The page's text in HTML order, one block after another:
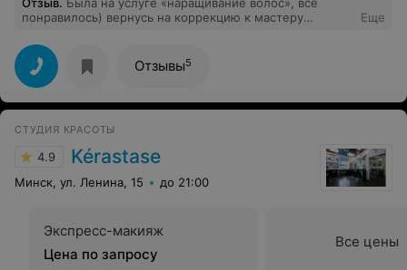
Отзыв. Была на услуге «наращивание волос», всё
понравилось) вернусь на коррекцию к мастеру
обслуживание, вкусный кофе
Еще
Отзывы5
СТУДИЯ КРАСОТЫ
4.9 Kérastase
Минск, ул. Ленина, 15 до 21:00
Экспресс-макияж
Цена по запросу
Все цены